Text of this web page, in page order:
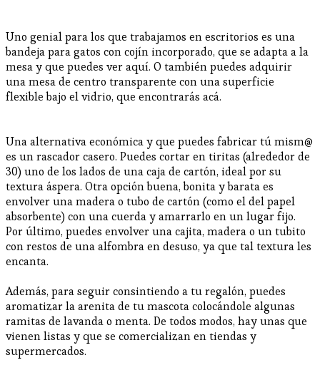
Uno genial para los que trabajamos en escritorios es una
bandeja para gatos con cojín incorporado, que se adapta a la
mesa y que puedes ver aquí. O también puedes adquirir
una mesa de centro transparente con una superficie
flexible bajo el vidrio, que encontrarás acá.
Una alternativa económica y que puedes fabricar tú mism@
es un rascador casero. Puedes cortar en tiritas (alrededor de
30) uno de los lados de una caja de cartón, ideal por su
textura áspera. Otra opción buena, bonita y barata es
envolver una madera o tubo de cartón (como el del papel
absorbente) con una cuerda y amarrarlo en un lugar fijo.
Por último, puedes envolver una cajita, madera o un tubito
con restos de una alfombra en desuso, ya que tal textura les
encanta.
Además, para seguir consintiendo a tu regalón, puedes
aromatizar la arenita de tu mascota colocándole algunas
ramitas de lavanda o menta. De todos modos, hay unas que
vienen listas y que se comercializan en tiendas y
supermercados.